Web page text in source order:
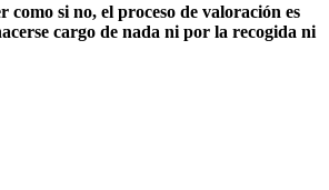
como si no, el proceso de valoración es
cargo de nada ni por la recogida ni